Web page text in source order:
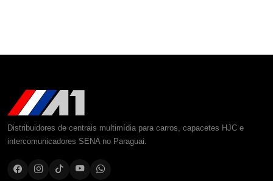
Distribuidores de centrais multimídia para carros, capacetes HJC e
intercomunicadores SENA no Paraguai.